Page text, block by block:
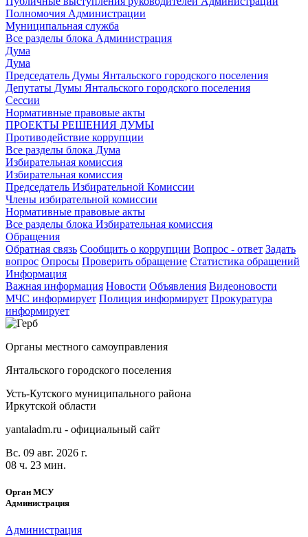
Полномочия Администрации
Муниципальная служба
Все разделы блока Администрация
Дума
Дума
Председатель Думы Янтальского городского поселения
Депутаты Думы Янтальского городского поселения
Сессии
Нормативные правовые акты
ПРОЕКТЫ РЕШЕНИЯ ДУМЫ
Противодействие коррупции
Все разделы блока Дума
Избирательная комиссия
Избирательная комиссия
Председатель Избирательной Комиссии
Члены избирательной комиссии
Нормативные правовые акты
Все разделы блока Избирательная комиссия
Обращения
Обратная связь Сообщить о коррупции Вопрос - ответ Задать
вопрос Опросы Проверить обращение Статистика обращений
Информация
Важная информация Новости Объявления Видеоновости
МЧС информирует Полиция информирует Прокуратура
информирует
Органы местного самоуправления
Янтальского городского поселения
Усть-Кутского муниципального района
Иркутской области
yantaladm.ru - официальный сайт
Вс. 09 авг. 2026 г.
08 ч. 23 мин.
Орган МСУ
Администрация
Администрация